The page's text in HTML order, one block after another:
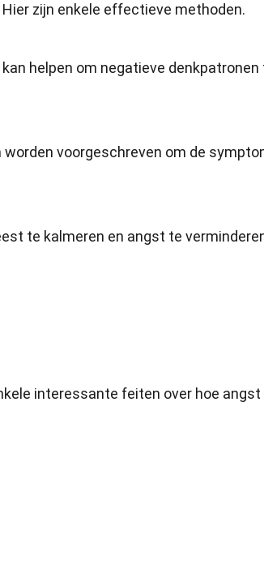
zijn enkele effectieve methoden.
helpen om negatieve denkpatronen
voorgeschreven om de
te kalmeren en angst te
interessante feiten over hoe angst